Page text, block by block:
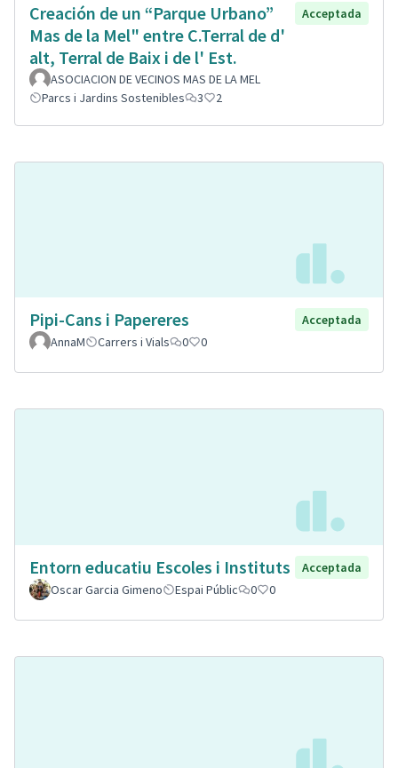
Creación de un “Parque Urbano”
Mas de la Mel" entre C.Terral de d'
alt, Terral de Baix i de l' Est.
Acceptada
ASOCIACION DE VECINOS MAS DE LA MEL
Parcs i Jardins Sostenibles
3 2
Pipi-Cans i Papereres
Acceptada
AnnaM
Carrers i Vials 0 0
Entorn educatiu Escoles i Instituts
Acceptada
Oscar Garcia Gimeno
Espai Públic 0 0